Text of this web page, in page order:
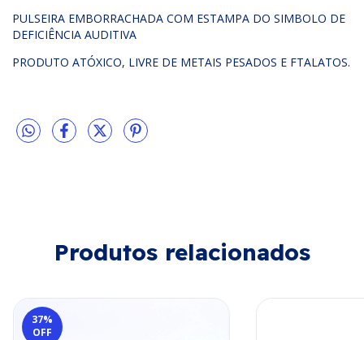
PULSEIRA EMBORRACHADA COM ESTAMPA DO SIMBOLO DE
DEFICIÊNCIA AUDITIVA
PRODUTO ATÓXICO, LIVRE DE METAIS PESADOS E FTALATOS.
Produtos relacionados
37%
OFF